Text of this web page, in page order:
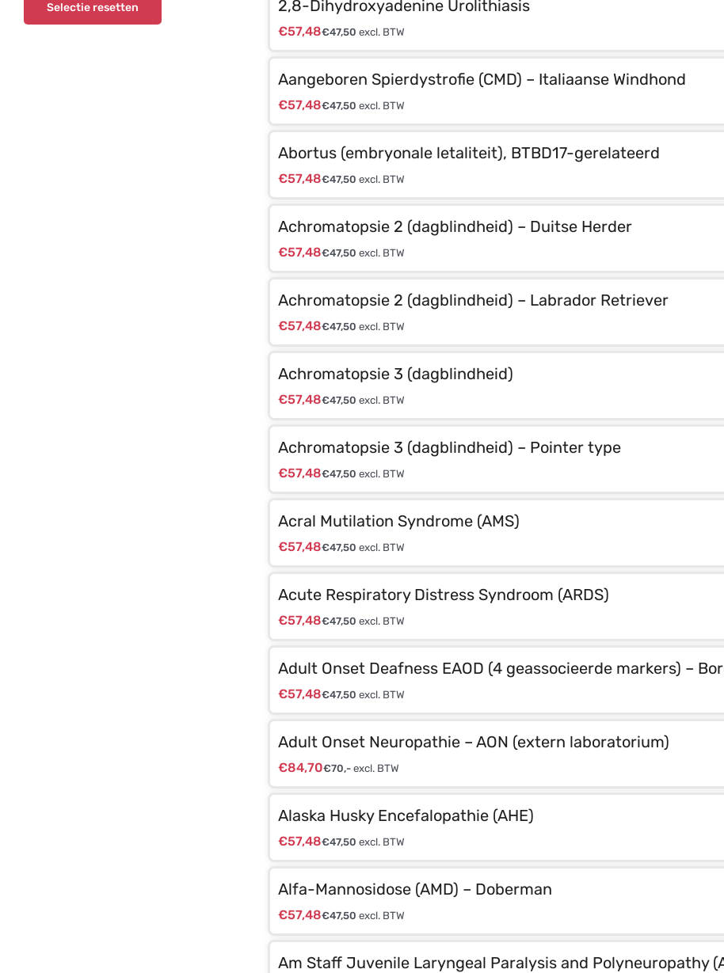
2,8-Dihydroxyadenine Urolithiasis
€57,48€47,50 excl. BTW
Aangeboren Spierdystrofie (CMD) – Italiaanse Windhond
€57,48€47,50 excl. BTW
Abortus (embryonale letaliteit), BTBD17-gerelateerd
€57,48€47,50 excl. BTW
Achromatopsie 2 (dagblindheid) – Duitse Herder
€57,48€47,50 excl. BTW
Achromatopsie 2 (dagblindheid) – Labrador Retriever
€57,48€47,50 excl. BTW
Achromatopsie 3 (dagblindheid)
€57,48€47,50 excl. BTW
Achromatopsie 3 (dagblindheid) – Pointer type
€57,48€47,50 excl. BTW
Acral Mutilation Syndrome (AMS)
€57,48€47,50 excl. BTW
Acute Respiratory Distress Syndroom (ARDS)
€57,48€47,50 excl. BTW
Adult Onset Deafness EAOD (4 geassocieerde markers) –
€57,48€47,50 excl. BTW
Adult Onset Neuropathie – AON (extern laboratorium)
€84,70€70,-excl. BTW
Alaska Husky Encefalopathie (AHE)
€57,48€47,50 excl. BTW
Alfa-Mannosidose (AMD) – Doberman
€57,48€47,50 excl. BTW
Am Staff Juvenile Laryngeal Paralysis and Polyneuropathy
Selectie resetten